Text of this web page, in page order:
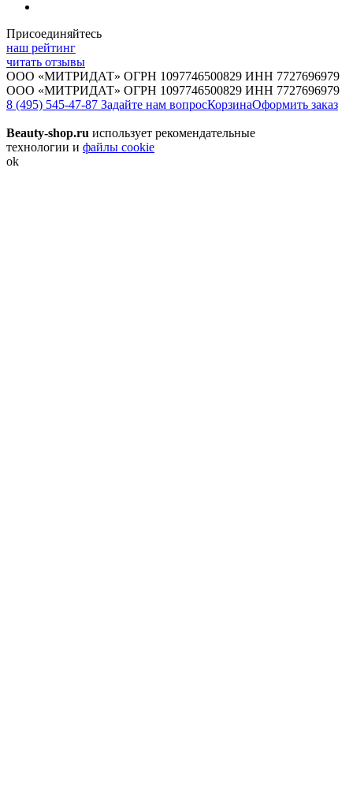
Присоединяйтесь
наш рейтинг
читать отзывы
ООО «МИТРИДАТ» ОГРН 1097746500829 ИНН 7727696979
ООО «МИТРИДАТ» ОГРН 1097746500829 ИНН 7727696979
8 (495) 545-47-87 Задайте нам вопросКорзинаОформить заказ
Beauty-shop.ru использует рекомендательные
технологии и файлы cookie
ok